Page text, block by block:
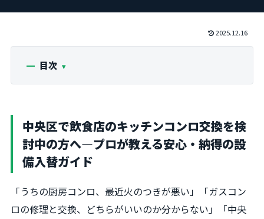
2025.12.16
目次
中央区で飲食店のキッチンコンロ交換を検
討中の方へ―プロが教える安心・納得の設
備入替ガイド
「うちの厨房コンロ、最近火のつきが悪い」「ガスコン
ロの修理と交換、どちらがいいのか分からない」「中央